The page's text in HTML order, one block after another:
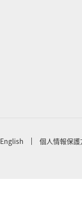
English 個人情報保護